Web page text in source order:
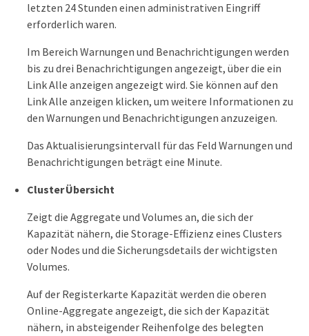
letzten 24 Stunden einen administrativen Eingriff
erforderlich waren.
Im Bereich Warnungen und Benachrichtigungen werden
bis zu drei Benachrichtigungen angezeigt, über die ein
Link Alle anzeigen angezeigt wird. Sie können auf den
Link Alle anzeigen klicken, um weitere Informationen zu
den Warnungen und Benachrichtigungen anzuzeigen.
Das Aktualisierungsintervall für das Feld Warnungen und
Benachrichtigungen beträgt eine Minute.
Cluster Übersicht
Zeigt die Aggregate und Volumes an, die sich der
Kapazität nähern, die Storage-Effizienz eines Clusters
oder Nodes und die Sicherungsdetails der wichtigsten
Volumes.
Auf der Registerkarte Kapazität werden die oberen
Online-Aggregate angezeigt, die sich der Kapazität
nähern, in absteigender Reihenfolge des belegten